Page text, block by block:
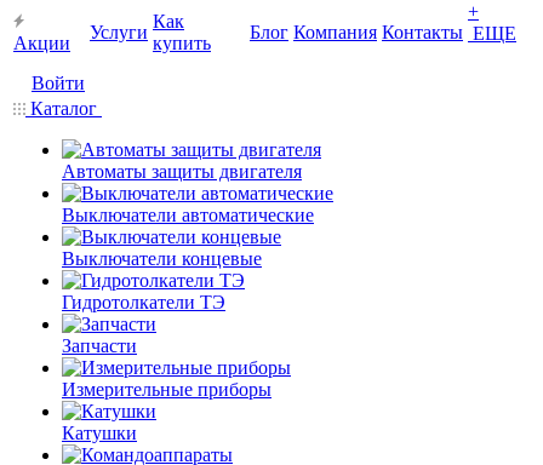
Акции
Услуги
Как
купить
Блог Компания Контакты
+
ЕЩЕ
Войти
Каталог
Автоматы защиты двигателя
Выключатели автоматические
Выключатели концевые
Гидротолкатели ТЭ
Запчасти
Измерительные приборы
Катушки